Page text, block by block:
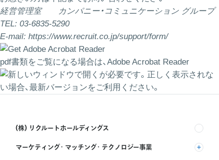
経営管理室 カンパニー・コミュニケーション グループ
TEL: 03-6835-5290
E-mail: https://www.recruit.co.jp/support/form/
pdf書類をご覧になる場合は、Adobe Acrobat Reader
が必要です。正しく表示されな
い場合、最新バージョンをご利用ください。
(株) リクルートホールディングス
マーケティング・マッチング・テクノロジー事業